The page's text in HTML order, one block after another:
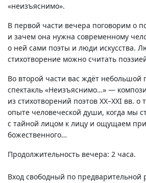
«неизъяснимо».
В первой части вечера поговорим о
и зачем она нужна современному
о ней сами поэты и люди искусства.
стихотворение можно считать
Во второй части вас ждёт небольшой
спектакль «Неизъяснимо…» —
из стихотворений поэтов XX–XXI вв.
опыте человеческой души, когда мы
с тайной лицом к лицу и ощущаем
божественного…
Продолжительность вечера: 2 часа.
Вход свободный по предварительной